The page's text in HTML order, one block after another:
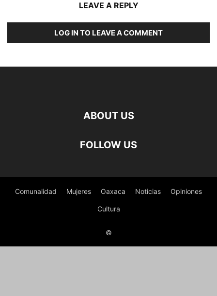
LEAVE A REPLY
LOG IN TO LEAVE A COMMENT
ABOUT US
FOLLOW US
Comunalidad Mujeres Oaxaca Noticias Opiniones
Cultura
©